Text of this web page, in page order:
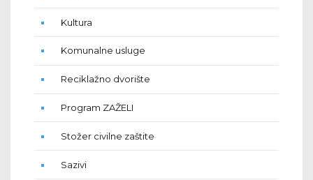
Kultura
Komunalne usluge
Reciklažno dvorište
Program ZAŽELI
Stožer civilne zaštite
Sazivi